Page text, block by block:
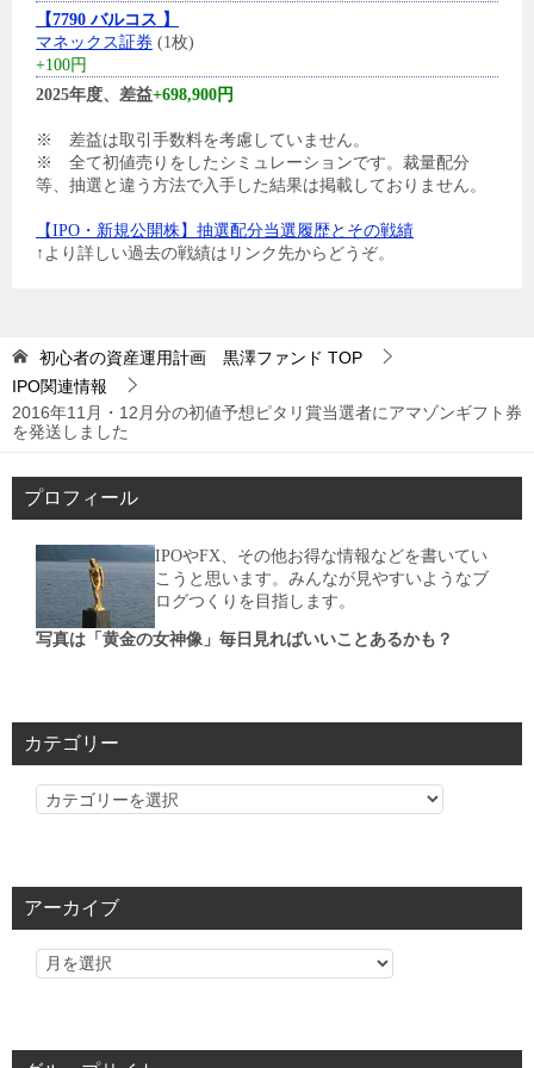
【7790 バルコス 】
マネックス証券 (1枚)
+100円
2025年度、差益+698,900円
※ 差益は取引手数料を考慮していません。
※ 全て初値売りをしたシミュレーションです。裁量配分
等、抽選と違う方法で入手した結果は掲載しておりません。
【IPO・新規公開株】抽選配分当選履歴とその戦績
↑より詳しい過去の戦績はリンク先からどうぞ。
初心者の資産運用計画 黒澤ファンド TOP
IPO関連情報
2016年11月・12月分の初値予想ピタリ賞当選者にアマゾンギフト券
を発送しました
プロフィール
IPOやFX、その他お得な情報などを書いてい
こうと思います。みんなが見やすいようなブ
ログつくりを目指します。
写真は「黄金の女神像」毎日見ればいいことあるかも？
カテゴリー
カ
リ
アーカイブ